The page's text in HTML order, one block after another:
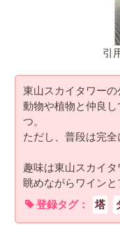
引
東山スカイタワーの
動物や植物と仲良
つ。
ただし、普段は完全
趣味は東山スカイ
眺めながらワインと
登録タグ：
塔